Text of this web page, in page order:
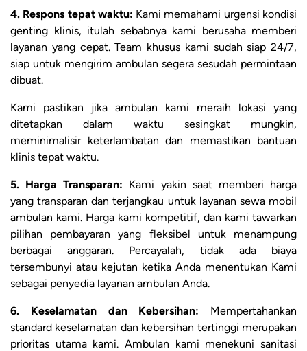
4. Respons tepat waktu: Kami memahami urgensi kondisi
genting klinis, itulah sebabnya kami berusaha memberi
layanan yang cepat. Team khusus kami sudah siap 24/7,
siap untuk mengirim ambulan segera sesudah permintaan
dibuat.
Kami pastikan jika ambulan kami meraih lokasi yang
ditetapkan dalam waktu sesingkat mungkin,
meminimalisir keterlambatan dan memastikan bantuan
klinis tepat waktu.
5. Harga Transparan: Kami yakin saat memberi harga
yang transparan dan terjangkau untuk layanan sewa mobil
ambulan kami. Harga kami kompetitif, dan kami tawarkan
pilihan pembayaran yang fleksibel untuk menampung
berbagai anggaran. Percayalah, tidak ada biaya
tersembunyi atau kejutan ketika Anda menentukan Kami
sebagai penyedia layanan ambulan Anda.
6. Keselamatan dan Kebersihan: Mempertahankan
standard keselamatan dan kebersihan tertinggi merupakan
prioritas utama kami. Ambulan kami menekuni sanitasi